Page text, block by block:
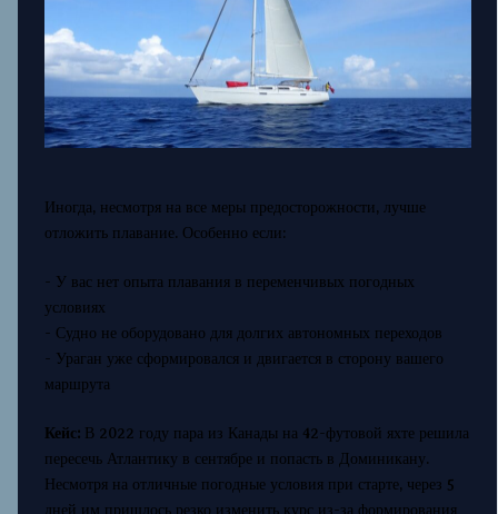
Иногда, несмотря на все меры предосторожности, лучше
отложить плавание. Особенно если:
- У вас нет опыта плавания в переменчивых погодных
условиях
- Судно не оборудовано для долгих автономных переходов
- Ураган уже сформировался и двигается в сторону вашего
маршрута
Кейс:В 2022 году пара из Канады на 42-футовой яхте решила
пересечь Атлантику в сентябре и попасть в Доминикану.
Несмотря на отличные погодные условия при старте, через 5
дней им пришлось резко изменить курс из-за формирования